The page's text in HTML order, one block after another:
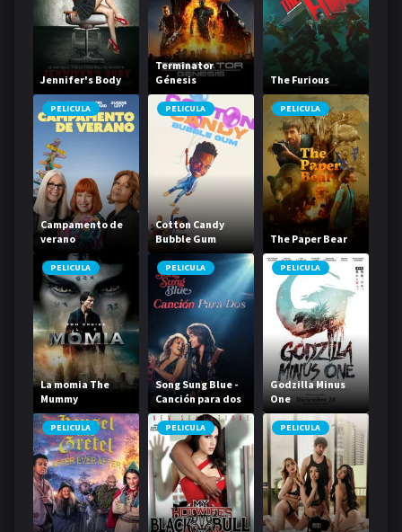
Jennifer's Body
Terminator
Génesis
The Furious
PELICULA
Campamento de
verano
PELICULA
Cotton Candy
Bubble Gum
PELICULA
The Paper Bear
PELICULA
La momia The
Mummy
PELICULA
Song Sung Blue -
Canción para dos
PELICULA
Godzilla Minus
One
PELICULA PELICULA PELICULA